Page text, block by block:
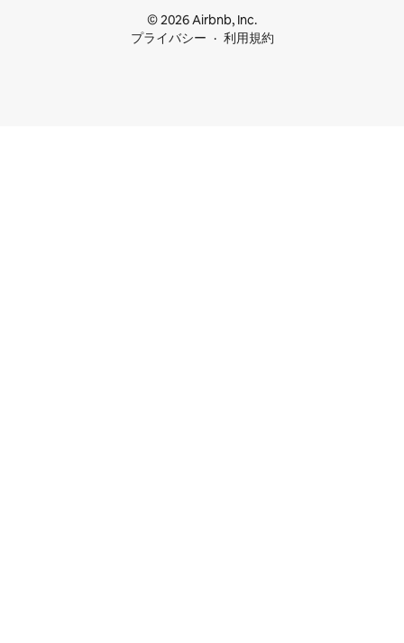
© 2026 Airbnb, Inc.
プライバシー
利用規約